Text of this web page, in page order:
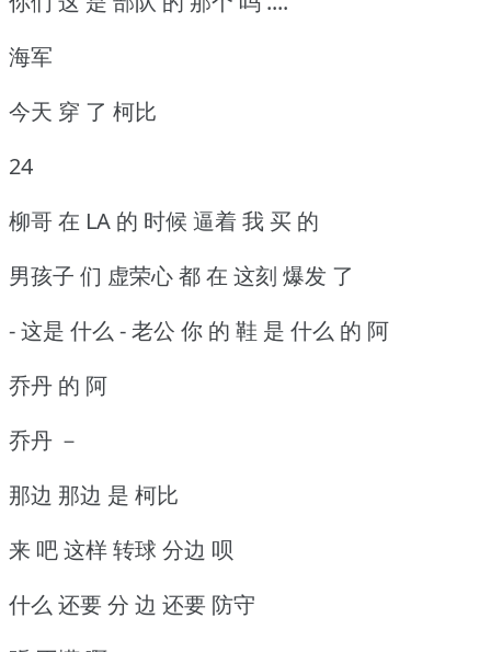
海军
今天 穿 了 柯比
24
柳哥 在 LA 的 时候 逼着 我 买 的
男孩子 们 虚荣心 都 在 这刻 爆发 了
- 这是 什么 - 老公 你 的 鞋 是 什么 的 阿
乔丹 的 阿
乔丹 －
那边 那边 是 柯比
来 吧 这样 转球 分边 呗
什么 还要 分 边 还要 防守